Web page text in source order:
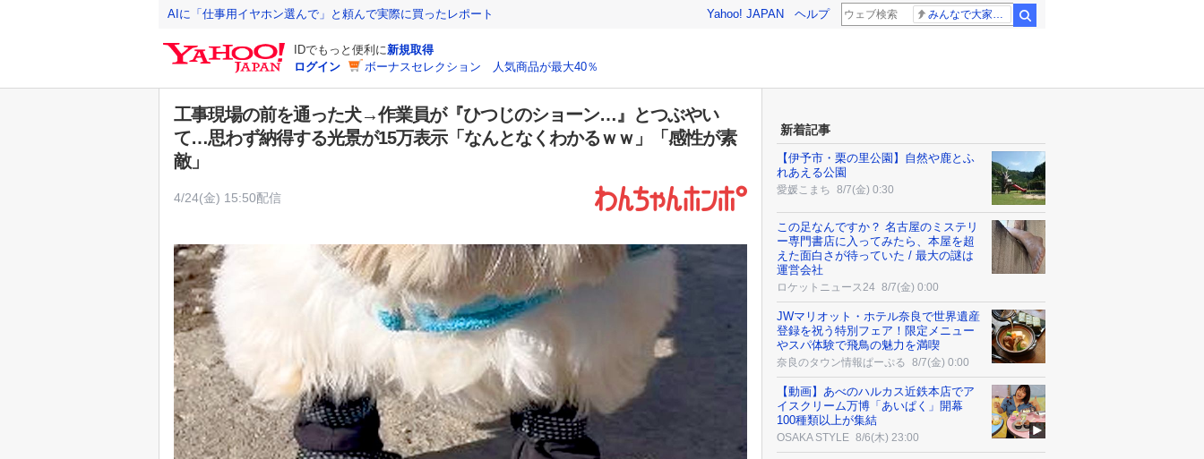
AIに「仕事用イヤホン選んで」と頼んで実際に買ったレポート Yahoo! JAPAN ヘルプ みんなで大家さん 2881億円
IDでもっと便利に新規取得
ログイン
ボーナスセレクション 人気商品が最大40％
工事現場の前を通った犬→作業員が『ひつじのショーン…』とつぶやい
て…思わず納得する光景が15万表示「なんとなくわかるｗｗ」「感性が素
敵」
4/24(金) 15:50配信
新着記事
【伊予市・栗の里公園】自然や鹿とふ
れあえる公園
愛媛こまち 8/7(金) 0:30
この足なんですか？ 名古屋のミステリ
ー専門書店に入ってみたら、本屋を超
えた面白さが待っていた / 最大の謎は
運営会社
ロケットニュース24 8/7(金) 0:00
JWマリオット・ホテル奈良で世界遺産
登録を祝う特別フェア！限定メニュー
やスパ体験で飛鳥の魅力を満喫
奈良のタウン情報ぱーぷる 8/7(金) 0:00
【動画】あべのハルカス近鉄本店でア
イスクリーム万博「あいぱく」開幕
100種類以上が集結
OSAKA STYLE 8/6(木) 23:00